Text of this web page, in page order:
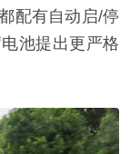
配有自动启/停
池提出更严格